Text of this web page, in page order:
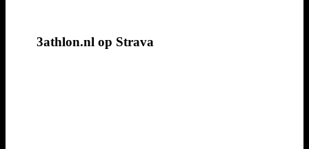
3athlon.nl op Strava